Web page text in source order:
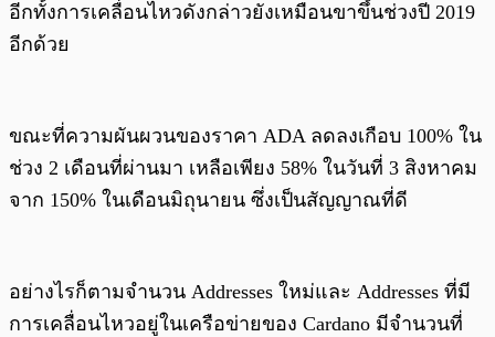
อีกทั้งการเคลื่อนไหวดังกล่าวยังเหมือนขาขึ้นช่วงปี 2019
อีกด้วย
ขณะที่ความผันผวนของราคา ADA ลดลงเกือบ 100% ใน
ช่วง 2 เดือนที่ผ่านมา เหลือเพียง 58% ในวันที่ 3 สิงหาคม
จาก 150% ในเดือนมิถุนายน ซึ่งเป็นสัญญาณที่ดี
อย่างไรก็ตามจำนวน Addresses ใหม่และ Addresses ที่มี
การเคลื่อนไหวอยู่ในเครือข่ายของ Cardano มีจำนวนที่